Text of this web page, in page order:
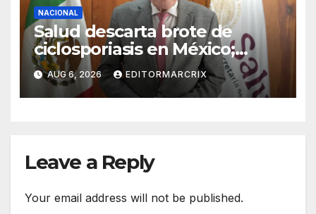
NACIONAL
Salud descarta brote de
ciclosporiasis en México;
confirma 33 casos en 13
estados
AUG 6, 2026 EDITORMARCRIX
Leave a Reply
Your email address will not be published.